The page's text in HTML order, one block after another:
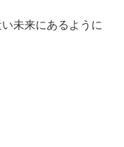
未来にあるように